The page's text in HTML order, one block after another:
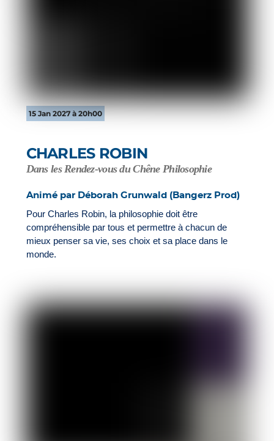
15 Jan 2027 à 20h00
CHARLES ROBIN
Dans les Rendez-vous du Chêne Philosophie
Animé par Déborah Grunwald (Bangerz Prod)
Pour Charles Robin, la philosophie doit être
compréhensible par tous et permettre à chacun de
mieux penser sa vie, ses choix et sa place dans le
monde.